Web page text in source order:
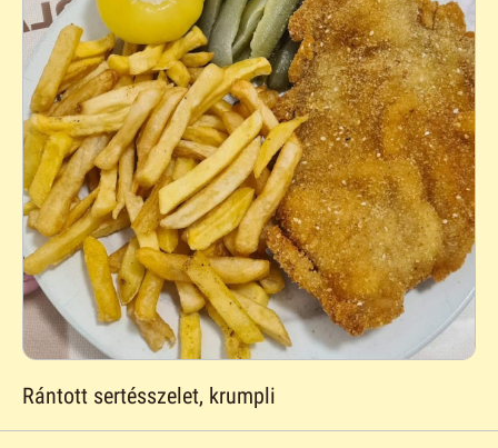
Rántott sertésszelet, krumpli